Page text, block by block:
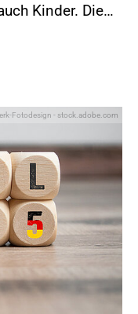
Kinder. Die…
Fotodesign - stock.adobe.com